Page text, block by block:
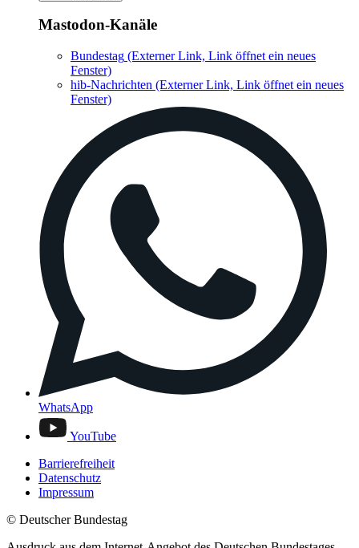
Mastodon-Kanäle
Bundestag (Externer Link, Link öffnet ein neues
Fenster)
hib-Nachrichten (Externer Link, Link öffnet ein neues
Fenster)
WhatsApp
YouTube
Barrierefreiheit
Datenschutz
Impressum
© Deutscher Bundestag